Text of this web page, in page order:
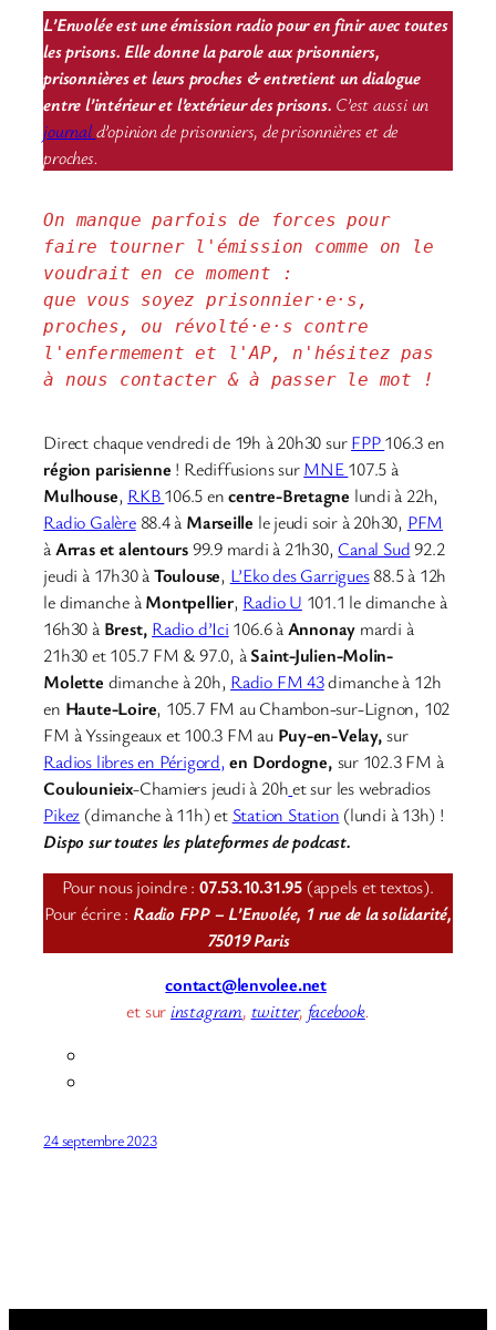
L’Envolée est une émission radio pour en finir avec toutes
les prisons. Elle donne la parole aux prisonniers,
prisonnières et leurs proches & entretient un dialogue
entre l’intérieur et l’extérieur des prisons. C’est aussi un
journald’opinion de prisonniers, de prisonnières et de
proches.
On manque parfois de forces pour
faire tourner l'émission comme on le
voudrait en ce moment :
que vous soyez prisonnier·e·s,
proches, ou révolté·e·s contre
l'enfermement et l'AP, n'hésitez pas
à nous contacter & à passer le mot !
Direct chaque vendredi de 19h à 20h30 surFPP106.3 en
région parisienne ! Rediffusions surMNE107.5 à
Mulhouse, RKB106.5 encentre-Bretagne lundi à 22h,
Radio Galère88.4 à Marseille le jeudi soir à 20h30, PFM
àArras et alentours99.9 mardi à 21h30, Canal Sud92.2
jeudi à 17h30 àToulouse, L’Eko des Garrigues88.5 à 12h
le dimanche àMontpellier, Radio U 101.1 le dimanche à
16h30 à Brest, Radio d’Ici 106.6 àAnnonay mardi à
21h30 et 105.7 FM & 97.0, àSaint-Julien-Molin-
Molette dimanche à 20h, Radio FM 43dimanche à 12h
en Haute-Loire, 105.7 FM au Chambon-sur-Lignon, 102
FM à Yssingeaux et 100.3 FM au Puy-en-Velay,sur
Radios libres en Périgord, en Dordogne, sur 102.3 FM à
Coulounieix-Chamiers jeudi à 20het sur les webradios
Pikez (dimanche à 11h) et Station Station (lundi à 13h) !
Dispo sur toutes les plateformes de podcast.
Pour nous joindre : 07.53.10.31.95 (appels et textos).
Pour écrire : Radio FPP – L’Envolée, 1 rue de la solidarité,
75019 Paris
contact@lenvolee.net
et sur instagram, twitter, facebook.
24 septembre 2023